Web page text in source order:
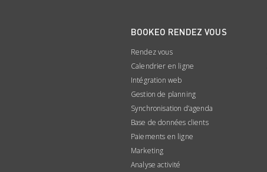
BOOKEO RENDEZ VOUS
Rendez vous
Calendrier en ligne
Intégration web
Gestion de planning
Synchronisation d’agenda
Base de données clients
Paiements en ligne
Marketing
Analyse activité